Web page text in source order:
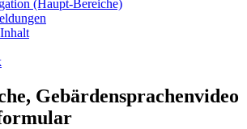
(Haupt-Bereiche)
Gebärdensprachenvideo